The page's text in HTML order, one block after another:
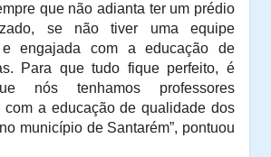
que não adianta ter um prédio
se não tiver uma equipe
e engajada com a educação de
Para que tudo fique perfeito, é
nós tenhamos professores
com a educação de qualidade dos
município de Santarém”, pontuou